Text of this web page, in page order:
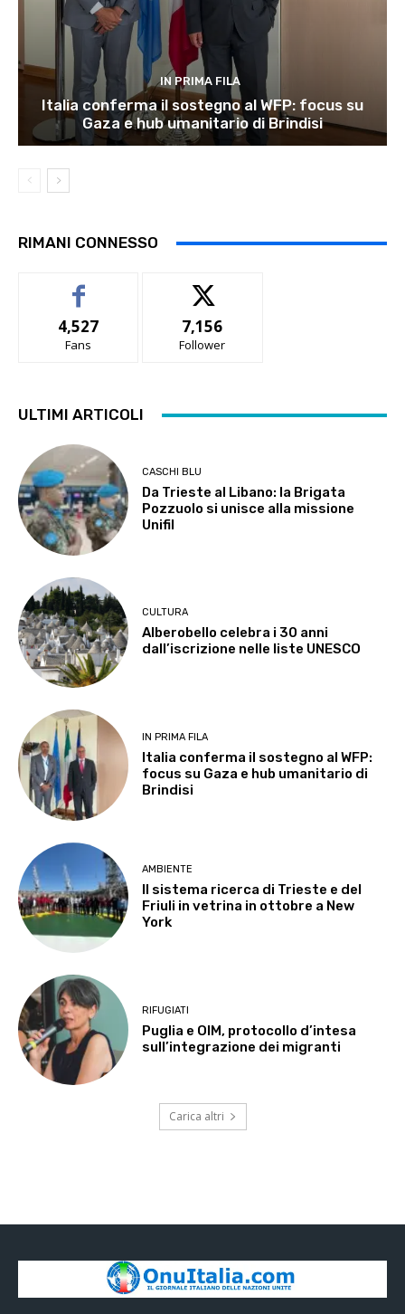
IN PRIMA FILA
Italia conferma il sostegno al WFP: focus su
Gaza e hub umanitario di Brindisi
RIMANI CONNESSO
4,527
Fans
7,156
Follower
ULTIMI ARTICOLI
CASCHI BLU
Da Trieste al Libano: la Brigata
Pozzuolo si unisce alla missione
Unifil
CULTURA
Alberobello celebra i 30 anni
dall’iscrizione nelle liste UNESCO
IN PRIMA FILA
Italia conferma il sostegno al WFP:
focus su Gaza e hub umanitario di
Brindisi
AMBIENTE
Il sistema ricerca di Trieste e del
Friuli in vetrina in ottobre a New
York
RIFUGIATI
Puglia e OIM, protocollo d’intesa
sull’integrazione dei migranti
Carica altri